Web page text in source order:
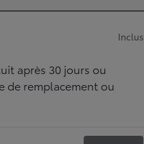
Inclus
après 30 jours ou
de remplacement ou